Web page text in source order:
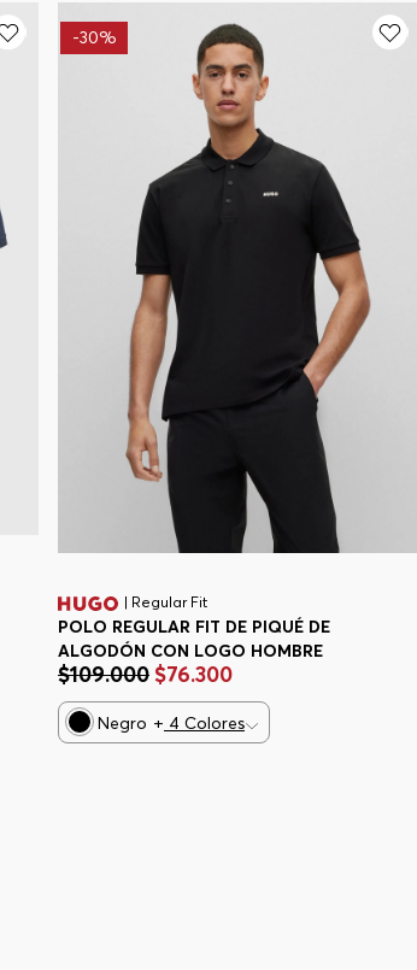
-30%
| Regular Fit
POLO REGULAR FIT DE PIQUÉ DE
ALGODÓN CON LOGO HOMBRE
$109.000 $76.300
Negro + 4 Colores